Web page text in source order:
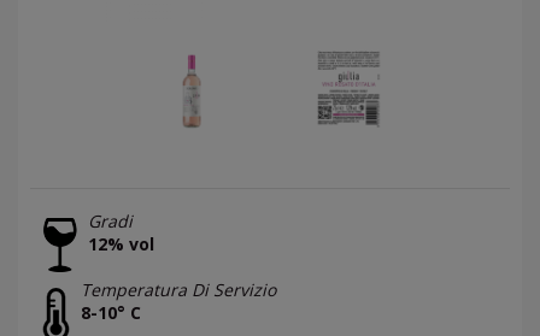
Gradi
12% vol
Temperatura Di Servizio
8-10° C